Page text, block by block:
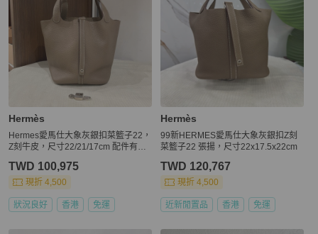
Hermès
Hermes愛馬仕大象灰銀扣菜籃子22，
Z刻牛皮，尺寸22/21/17cm 配件有鎖
TWD 100,975
現折 4,500
狀況良好 香港 免運
Hermès
99新HERMES愛馬仕大象灰銀扣Z刻
菜籃子22 張揚，尺寸22x17.5x22cm
TWD 120,767
現折 4,500
近新閒置品 香港 免運